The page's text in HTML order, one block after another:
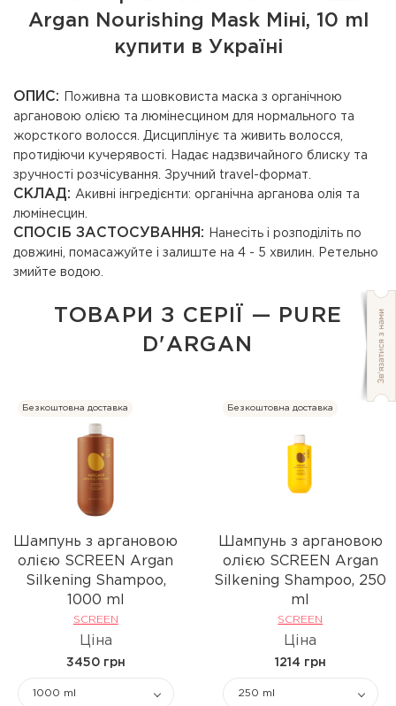
Argan Nourishing Mask Мiнi, 10 ml
купити в Україні
ОПИС:
Поживна та шовковиста маска з органічною
аргановою олією та люмінесцином для нормального та
жорсткого волосся. Дисциплінує та живить волосся,
протидіючи кучерявості. Надає надзвичайного блиску та
зручності розчісування. Зручний travel-формат.
СКЛАД: Акивні інгредієнти: органічна арганова олія та
люмінесцин.
СПОСІБ ЗАСТОСУВАННЯ:
Нанесіть і розподіліть по
довжині, помасажуйте і залиште на 4 - 5 хвилин. Ретельно
змийте водою.
ТОВАРИ З СЕРІЇ — PURE
D'ARGAN
Безкоштовна доставка
Шампунь з аргановою
олією SCREEN Argan
Silkening Shampoo,
1000 ml
SCREEN
Ціна
3450 грн
1000 ml
Безкоштовна доставка
Шампунь з аргановою
олією SCREEN Argan
Silkening Shampoo, 250
ml
SCREEN
Ціна
1214 грн
250 ml